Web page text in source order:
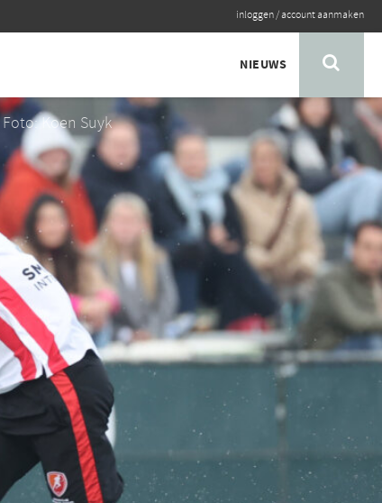
inloggen/account aanmaken
NIEUWS
Foto: Koen Suyk